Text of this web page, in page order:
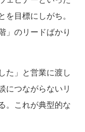
目標にしがち。
」のリードばかり
た」と営業に渡し
につながらないリ
。これが典型的な